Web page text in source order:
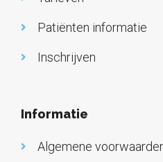
Patiënten informatie
Inschrijven
Informatie
Algemene